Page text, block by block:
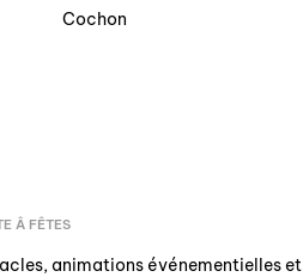
Cochon
Â FÊTES
animations événementielles et